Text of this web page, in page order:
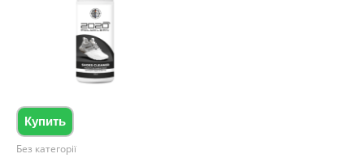
Купить
Без категорії